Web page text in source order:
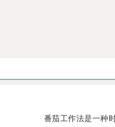
番茄工作法是一种时